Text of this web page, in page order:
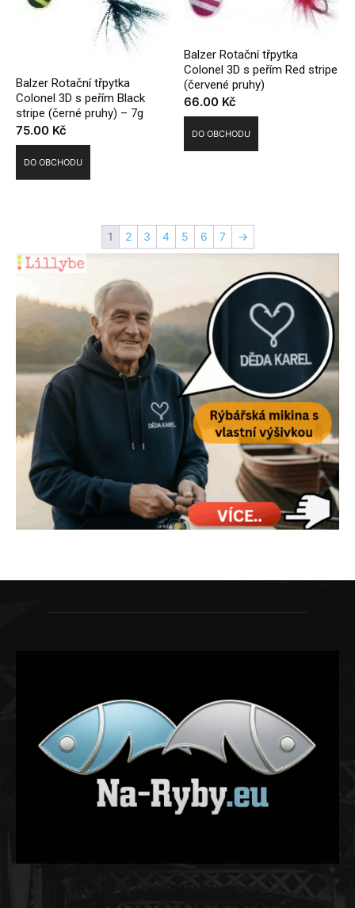
Balzer Rotační třpytka
Colonel 3D s peřím Black
stripe (černé pruhy) – 7g
75.00 Kč
DO OBCHODU
Balzer Rotační třpytka
Colonel 3D s peřím Red stripe
(červené pruhy)
66.00 Kč
DO OBCHODU
1 2 3 4 5 6 7 →